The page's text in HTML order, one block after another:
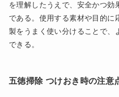
を理解したうえで、安全かつ効
である。使用する素材や目的に
製をうまく使い分けることで、
できる。
五徳掃除 つけおき時の注意